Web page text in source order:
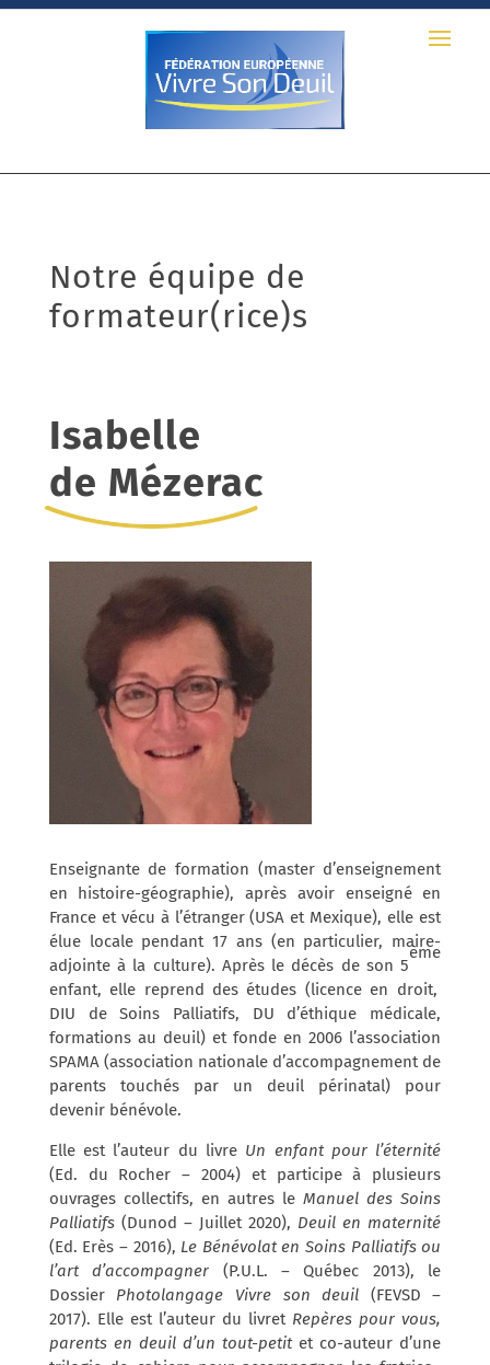
Notre équipe de
formateur(rice)s
Isabelle
de Mézerac
Enseignante de formation (master d’enseignement
en histoire-géographie), après avoir enseigné en
France et vécu à l’étranger (USA et Mexique), elle est
élue locale pendant 17 ans (en particulier, maire-
adjointe à la culture). Après le décès de son 5
ème
enfant, elle reprend des études (licence en droit,
DIU de Soins Palliatifs, DU d’éthique médicale,
formations au deuil) et fonde en 2006 l’association
SPAMA (association nationale d’accompagnement de
parents touchés par un deuil périnatal) pour
devenir bénévole.
Elle est l’auteur du livre Un enfant pour l’éternité
(Ed. du Rocher – 2004) et participe à plusieurs
ouvrages collectifs, en autres leManuel des Soins
Palliatifs(Dunod – Juillet 2020), Deuil en maternité
(Ed. Erès – 2016), Le Bénévolat en Soins Palliatifs ou
l’art d’accompagner (P.U.L. – Québec 2013), le
Dossier Photolangage Vivre son deuil (FEVSD –
2017). Elle est l’auteur du livret Repères pour vous,
parents en deuil d’un tout-petitet co-auteur d’une